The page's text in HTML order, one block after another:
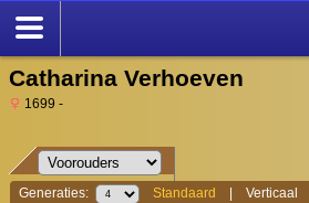
Catharina Verhoeven
1699 -
Generaties: Standaard |Verticaal